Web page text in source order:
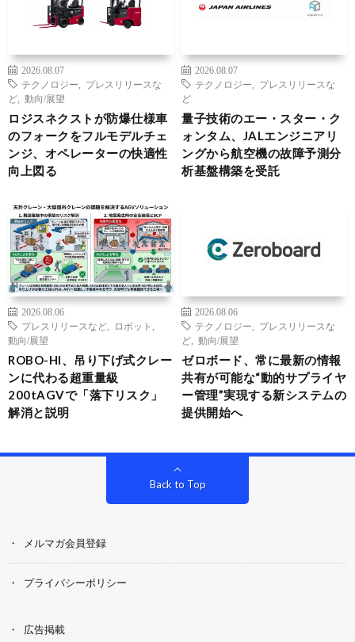
2026.08.07
テクノロジー
プレスリリースな
ど
動向/展望
ロジスネクストが防爆仕様車
のフォークをフルモデルチェ
ンジ、オペレーターの快適性
向上図る
2026.08.07
テクノロジー
プレスリリースな
ど
量子技術のエー・スター・ク
ォンタム、JALエンジニアリ
ングから航空機の故障予測分
析基盤構築を受託
2026.08.06
プレスリリースなど
ロボット
動向/展望
ROBO-HI、吊り下げ式クレー
ンに代わる超重量級
200tAGVで「落下リスク」
解消と説明
2026.08.06
テクノロジー
プレスリリースな
ど
動向/展望
ゼロボード、常に最新の情報
共有が可能な“動的サプライヤ
ー管理”実現する新システムの
提供開始へ
Back to Top
メルマガ会員登録
プライバシーポリシー
広告掲載